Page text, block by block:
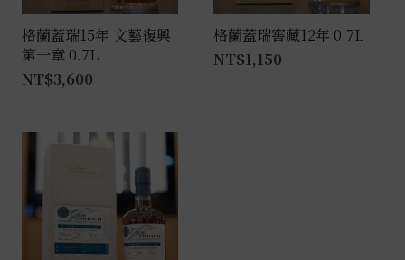
格蘭蓋瑞15年 文藝復興
第一章 0.7L
NT$3,600
格蘭蓋瑞窖藏12年 0.7L
NT$1,150